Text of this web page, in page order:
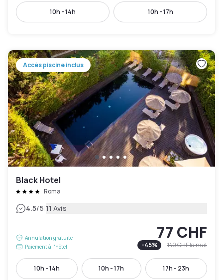
10h - 14h 10h - 17h
Accès piscine inclus
Black Hotel
Roma
4.5/5|11 Avis
Annulation gratuite
Paiement à l'hôtel
77 CHF
-45% 140 CHFla nuit
10h - 14h 10h - 17h 17h - 23h